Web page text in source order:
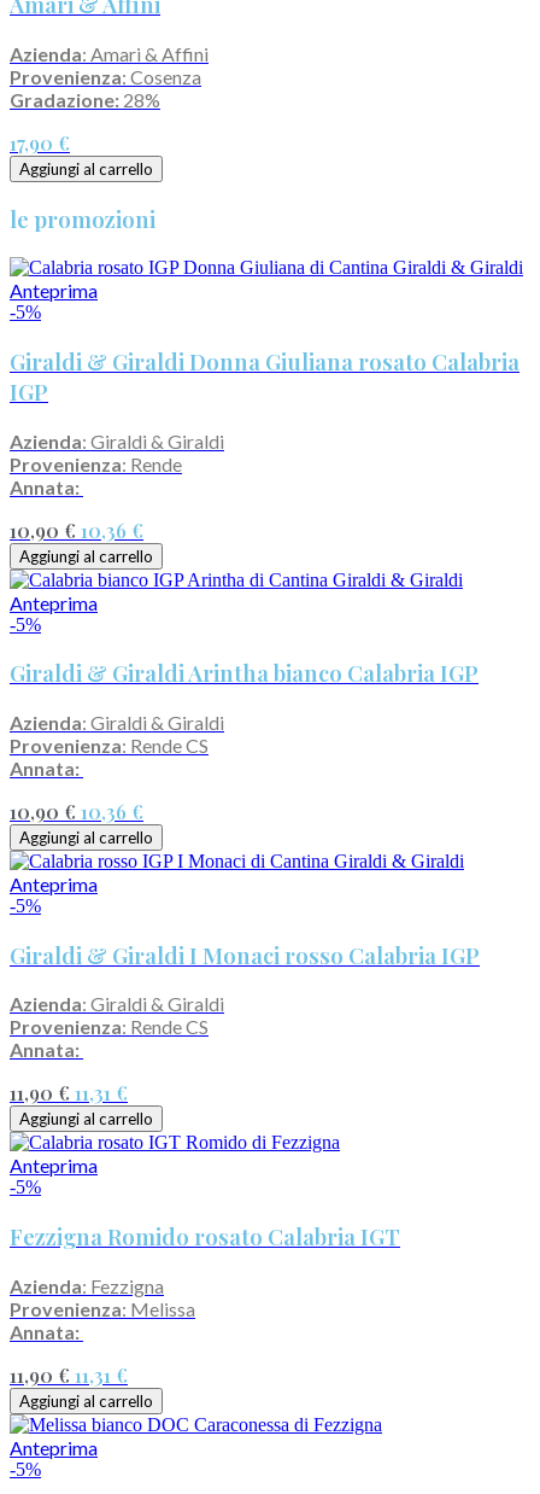
Azienda: Amari & Affini
Provenienza: Cosenza
Gradazione: 28%
17,90 €
Aggiungi al carrello
le promozioni
Anteprima
-5%
Giraldi & Giraldi Donna Giuliana rosato Calabria
IGP
Azienda: Giraldi & Giraldi
Provenienza: Rende
Annata:
10,90 € 10,36 €
Aggiungi al carrello
Anteprima
-5%
Giraldi & Giraldi Arintha bianco Calabria IGP
Azienda: Giraldi & Giraldi
Provenienza: Rende CS
Annata:
10,90 € 10,36 €
Aggiungi al carrello
Anteprima
-5%
Giraldi & Giraldi I Monaci rosso Calabria IGP
Azienda: Giraldi & Giraldi
Provenienza: Rende CS
Annata:
11,90 € 11,31 €
Aggiungi al carrello
Anteprima
-5%
Fezzigna Romido rosato Calabria IGT
Azienda: Fezzigna
Provenienza: Melissa
Annata:
11,90 € 11,31 €
Aggiungi al carrello
Anteprima
-5%